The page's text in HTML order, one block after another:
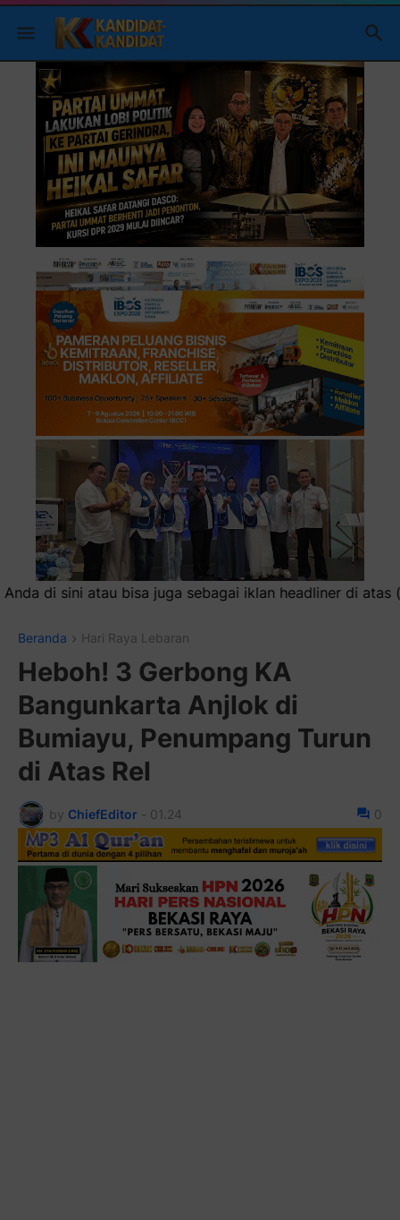
sebagai iklan headliner di atas (600x100)px
Beranda Hari Raya Lebaran
Heboh! 3 Gerbong KA
Bangunkarta Anjlok di
Bumiayu, Penumpang Turun
di Atas Rel
by ChiefEditor - 01.24 0